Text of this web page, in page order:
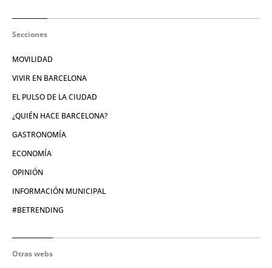
Secciones
MOVILIDAD
VIVIR EN BARCELONA
EL PULSO DE LA CIUDAD
¿QUIÉN HACE BARCELONA?
GASTRONOMÍA
ECONOMÍA
OPINIÓN
INFORMACIÓN MUNICIPAL
#BETRENDING
Otras webs